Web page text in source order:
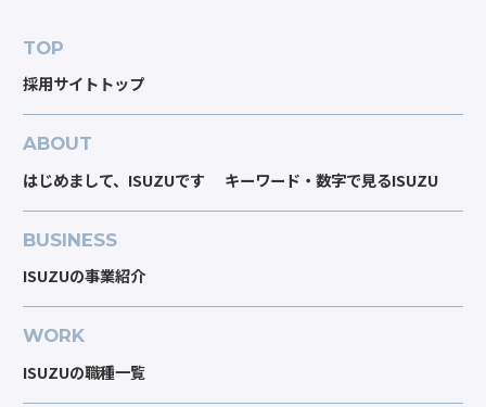
TOP
採用サイトトップ
ABOUT
はじめまして、ISUZUです キーワード・数字で見るISUZU
BUSINESS
ISUZUの事業紹介
WORK
ISUZUの職種一覧